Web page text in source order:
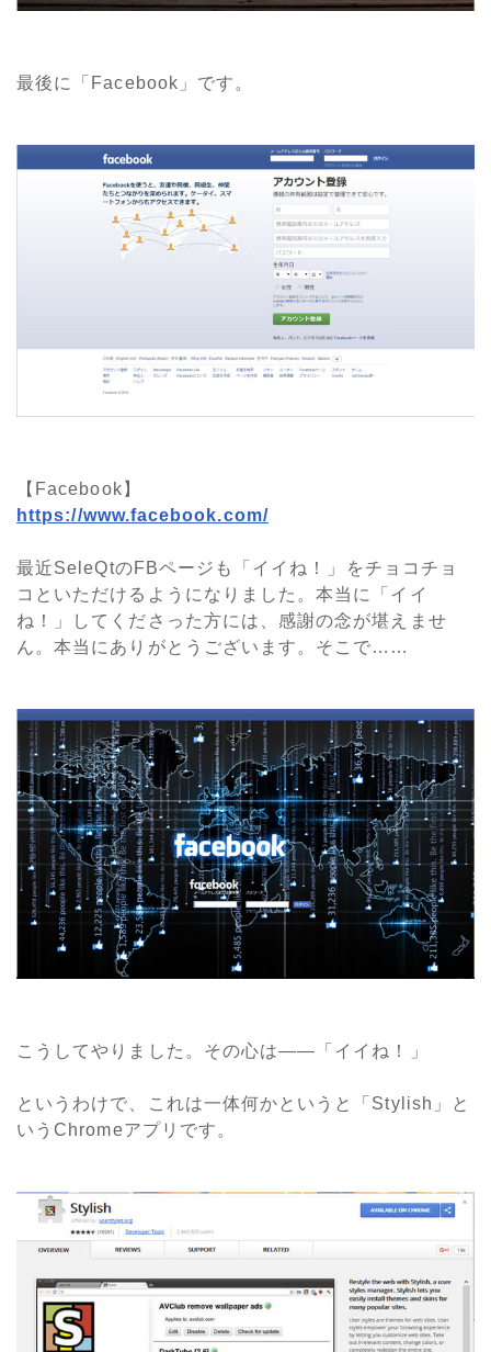
最後に「Facebook」です。
【Facebook】
https://www.facebook.com/
最近SeleQtのFBページも「イイね！」をチョコチョ
コといただけるようになりました。本当に「イイ
ね！」してくださった方には、感謝の念が堪えませ
ん。本当にありがとうございます。そこで……
こうしてやりました。その心は――「イイね！」
というわけで、これは一体何かというと「Stylish」と
いうChromeアプリです。